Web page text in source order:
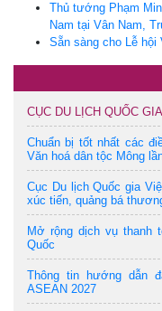
Thủ tướng Phạm
Nam tại Vân Nam,
Sẵn sàng cho Lễ hội
CỤC DU LỊCH QUỐC
Chuẩn bị tốt nhất các
Văn hoá dân tộc Mông
Cục Du lịch Quốc gia
xúc tiến, quảng bá
Mở rộng dịch vụ thanh
Quốc
Thông tin hướng dẫn
ASEAN 2027